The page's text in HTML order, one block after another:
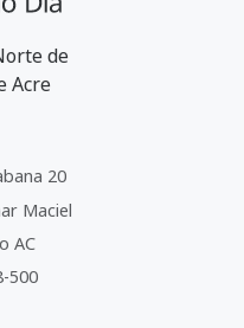
de
Acre
20
Maciel
AC
500